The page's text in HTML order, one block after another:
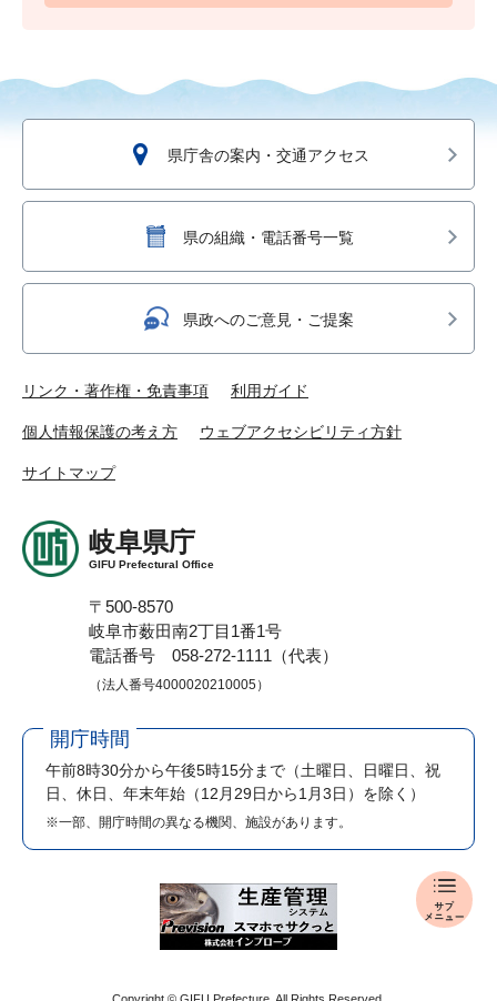
報
道
県庁舎の案内・交通アクセス
県の組織・電話番号一覧
県政へのご意見・ご提案
リンク・著作権・免責事項 利用ガイド
個人情報保護の考え方 ウェブアクセシビリティ方針
サイトマップ
岐阜県庁
GIFU Prefectural Office
〒500-8570
岐阜市薮田南2丁目1番1号
電話番号 058-272-1111（代表）
（法人番号4000020210005）
開庁時間
午前8時30分から午後5時15分まで （土曜日、日曜日、祝
日、休日、年末年始（12月29日から1月3日）を除く）
※一部、開庁時間の異なる機関、施設があります。